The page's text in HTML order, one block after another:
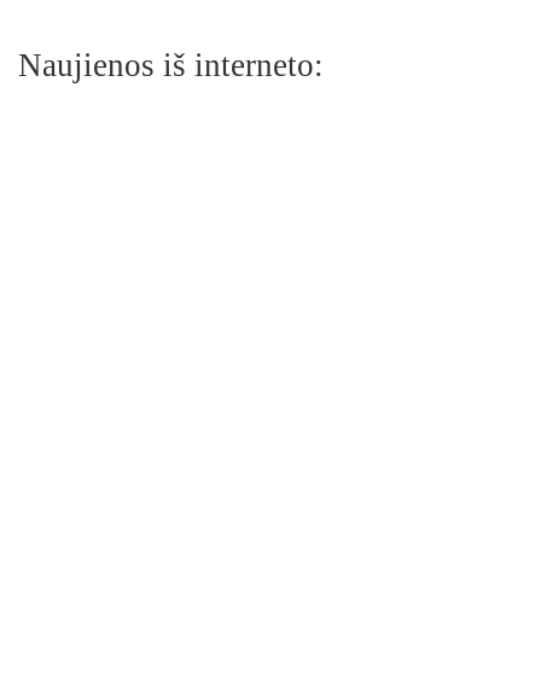
Naujienos iš interneto: